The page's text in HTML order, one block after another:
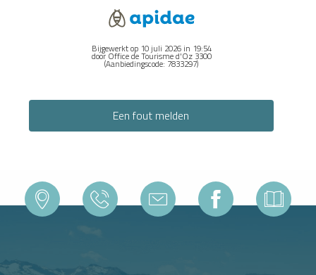
Bijgewerkt op 10 juli 2026 in 19:54
door Office de Tourisme d'Oz 3300
(Aanbiedingscode: 7833297)
Een fout melden